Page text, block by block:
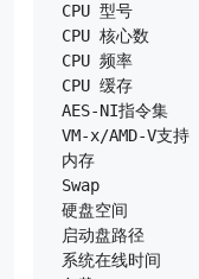
CPU 型号
CPU 核心数
CPU 频率
CPU 缓存
AES-NI指令集
VM-x/AMD-V支
内存
Swap
硬盘空间
启动盘路径
系统在线时间